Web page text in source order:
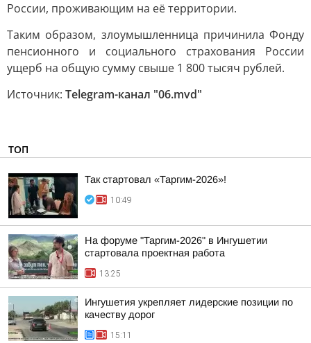
России, проживающим на её территории.
Таким образом, злоумышленница причинила Фонду
пенсионного и социального страхования России
ущерб на общую сумму свыше 1 800 тысяч рублей.
Источник: Telegram-канал "06.mvd"
ТОП
Так стартовал «Таргим-2026»!
10:49
На форуме "Таргим-2026" в Ингушетии
стартовала проектная работа
13:25
Ингушетия укрепляет лидерские позиции по
качеству дорог
15:11